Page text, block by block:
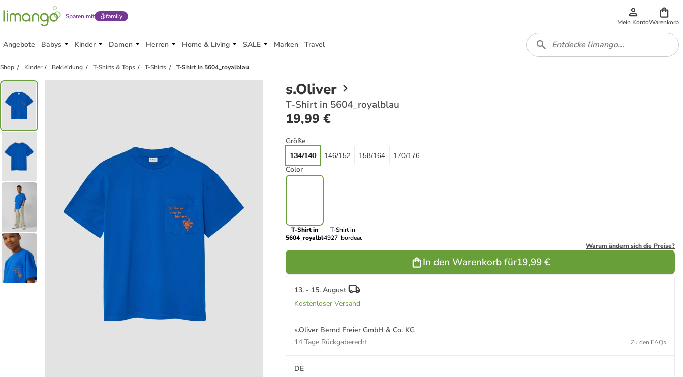
Sparen mit family
Mein KontoWarenkorb
Angebote Babys Kinder Damen Herren Home & Living SALE Marken Travel
Shop Kinder Bekleidung T-Shirts & Tops T-Shirts T-Shirt in 5604_royalblau
s.Oliver
T-Shirt in 5604_royalblau
19,99 €
Größe
134/140 146/152 158/164 170/176
Color
T-Shirt in
5604_royalblau
T-Shirt in
4927_bordeaux
Warum ändern sich die Preise?
In den Warenkorb für19,99 €
13. - 15. August
Kostenloser Versand
s.Oliver Bernd Freier GmbH & Co. KG
14 Tage Rückgaberecht
Zu den FAQs
DE